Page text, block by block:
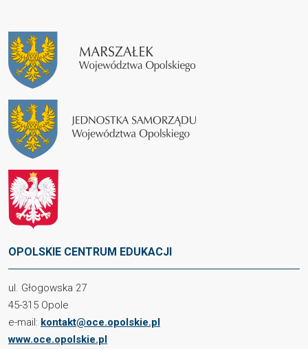
OPOLSKIE CENTRUM EDUKACJI
ul. Głogowska 27
45-315 Opole
e-mail: kontakt@oce.opolskie.pl
www.oce.opolskie.pl